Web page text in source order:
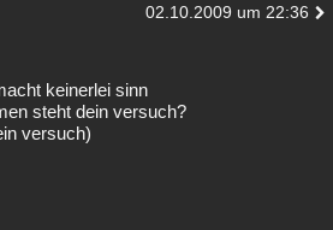
02.10.2009 um 22:36
keinerlei sinn
steht dein versuch?
versuch)